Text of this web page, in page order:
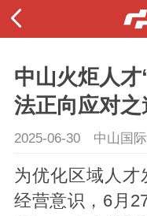
中山火炬人
法正向应对之
2025-06-30 中山国
为优化区域人才
经营意识，6月